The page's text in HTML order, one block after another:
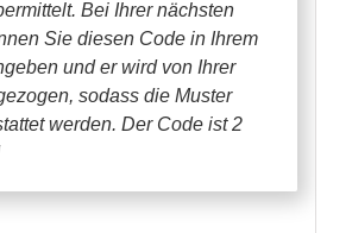
Bei Ihrer nächsten
Sie diesen Code in Ihrem
und er wird von Ihrer
sodass die Muster
werden. Der Code ist 2